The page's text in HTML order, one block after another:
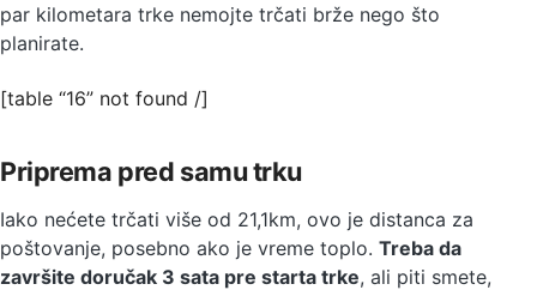
par kilometara trke nemojte trčati brže nego što
planirate.
[table “16” not found /]
Priprema pred samu trku
Iako nećete trčati više od 21,1km, ovo je distanca za
poštovanje, posebno ako je vreme toplo. Treba da
završite doručak 3 sata pre starta trke, ali piti smete,